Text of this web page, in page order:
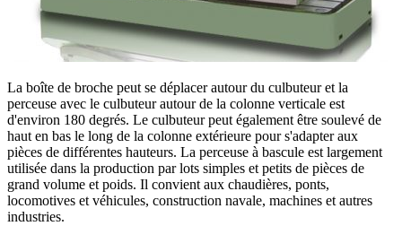
La boîte de broche peut se déplacer autour du culbuteur et la
perceuse avec le culbuteur autour de la colonne verticale est
d'environ 180 degrés. Le culbuteur peut également être soulevé de
haut en bas le long de la colonne extérieure pour s'adapter aux
pièces de différentes hauteurs. La perceuse à bascule est largement
utilisée dans la production par lots simples et petits de pièces de
grand volume et poids. Il convient aux chaudières, ponts,
locomotives et véhicules, construction navale, machines et autres
industries.